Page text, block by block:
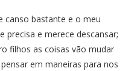
canso bastante e o meu
e merece descansar;
filhos as coisas vão mudar
em maneiras para nos